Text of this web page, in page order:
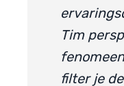
Tim
fenomeen
filter je